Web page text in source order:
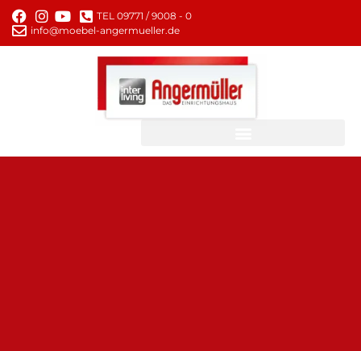
TEL 09771 / 9008 - 0
info@moebel-angermueller.de